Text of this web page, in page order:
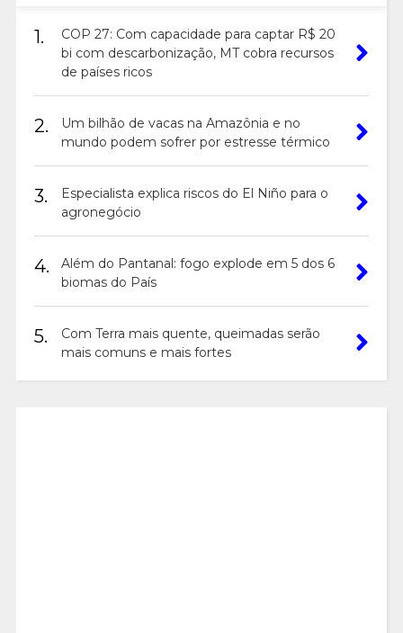
1.
COP 27: Com capacidade para captar R$ 20
bi com descarbonização, MT cobra recursos
de países ricos
2.
Um bilhão de vacas na Amazônia e no
mundo podem sofrer por estresse térmico
3.
Especialista explica riscos do El Niño para o
agronegócio
4.
Além do Pantanal: fogo explode em 5 dos 6
biomas do País
5.
Com Terra mais quente, queimadas serão
mais comuns e mais fortes